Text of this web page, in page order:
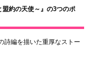
盟約の天使～』の3つのポ
詩編を描いた重厚なストー